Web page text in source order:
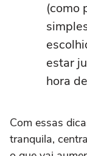
(como
estar
hora
Com essas
tranquila,